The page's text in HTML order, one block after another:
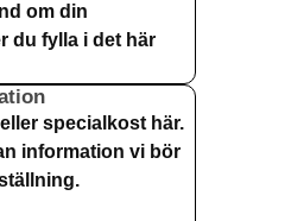
om din
du fylla i det här
specialkost här.
information vi bör